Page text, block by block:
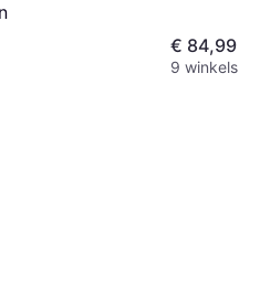
€ 84,99
9 winkels